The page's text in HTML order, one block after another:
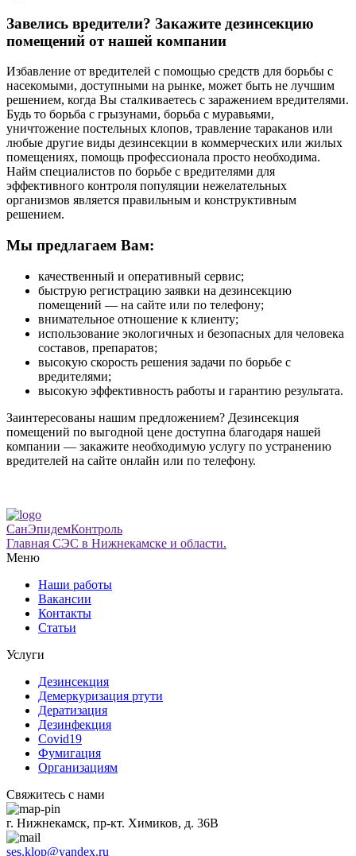
Завелись вредители? Закажите дезинсекцию
помещений от нашей компании
Избавление от вредителей с помощью средств для борьбы с
насекомыми, доступными на рынке, может быть не лучшим
решением, когда Вы сталкиваетесь с заражением вредителями.
Будь то борьба с грызунами, борьба с муравьями,
уничтожение постельных клопов, травление тараканов или
любые другие виды дезинсекции в коммерческих или жилых
помещениях, помощь профессионала просто необходима.
Найм специалистов по борьбе с вредителями для
эффективного контроля популяции нежелательных
организмов является правильным и конструктивным
решением.
Мы предлагаем Вам:
качественный и оперативный сервис;
быструю регистрацию заявки на дезинсекцию
помещений — на сайте или по телефону;
внимательное отношение к клиенту;
использование экологичных и безопасных для человека
составов, препаратов;
высокую скорость решения задачи по борьбе с
вредителями;
высокую эффективность работы и гарантию результата.
Заинтересованы нашим предложением? Дезинсекция
помещений по выгодной цене доступна благодаря нашей
компании — закажите необходимую услугу по устранению
вредителей на сайте онлайн или по телефону.
СанЭпидемКонтроль
Главная СЭС в Нижнекамске и области.
Меню
Наши работы
Вакансии
Контакты
Статьи
Услуги
Дезинсекция
Демеркуризация ртути
Дератизация
Дезинфекция
Covid19
Фумигация
Организациям
Свяжитесь с нами
г. Нижнекамск, пр-кт. Химиков, д. 36В
ses.klop@yandex.ru